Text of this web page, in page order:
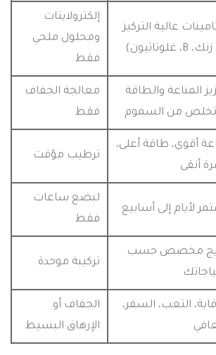
عالية التركيز
إلكترولايتات
ومحلول ملحي
فقط
المناعة والطاقة
من السموم
معالجة الجفاف
فقط
أقوى، طاقة أعلى،
أنقى
ترطيب مؤقت
لأيام إلى أسابيع
لبضع ساعات
فقط
مخصص حسب
تركيبة موحدة
التعب، السفر،
الجفاف أو
الإرهاق البسيط